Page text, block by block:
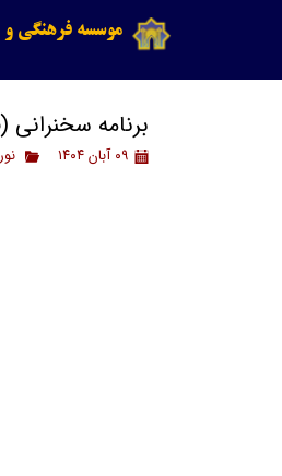
موسسه فرهنگی و
برنامه سخنرانی
۰۹ آبان ۱۴۰۴